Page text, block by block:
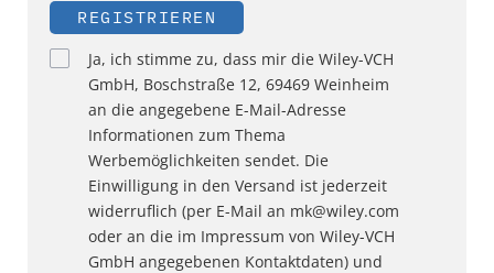
REGISTRIEREN
Ja, ich stimme zu, dass mir die Wiley-VCH
GmbH, Boschstraße 12, 69469 Weinheim
an die angegebene E-Mail-Adresse
Informationen zum Thema
Werbemöglichkeiten sendet. Die
Einwilligung in den Versand ist jederzeit
widerruflich (per E-Mail an mk@wiley.com
oder an die im Impressum von Wiley-VCH
GmbH angegebenen Kontaktdaten) und